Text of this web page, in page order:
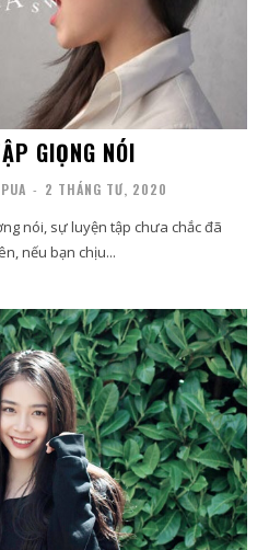
GIỌNG NÓI
- 2 THÁNG TƯ, 2020
nói, sự luyện tập chưa chắc đã
nếu bạn chịu...